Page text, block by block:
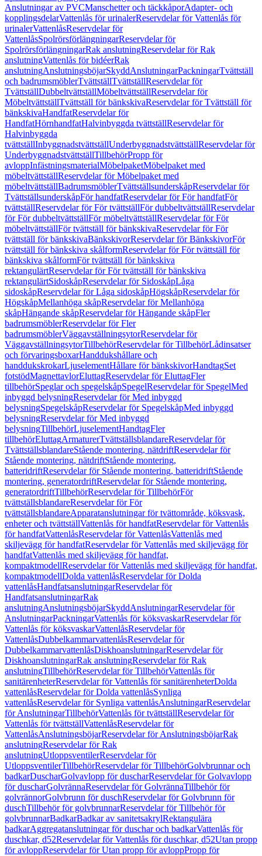
Anslutningar av PVCManschetter och täckkåporAdapter- och
kopplingsdelarVattenlås för urinalerReservdelar för Vattenlås för
urinalerVattenlåsReservdelar för
VattenlåsSpolrörsförlängningarReservdelar för
SpolrörsförlängningarRak anslutningReservdelar för Rak
anslutningVattenlås för bidéerRak
anslutningAnslutningsböjarSkyddAnslutningarPackningarTvättställ
och badrumsmöblerTvättställTvättställReservdelar för
TvättställDubbeltvättställMöbeltvättställReservdelar för
MöbeltvättställTvättställ för bänkskivaReservdelar för Tvättställ för
bänkskivaHandfatReservdelar för
HandfatHörnhandfatHalvinbyggda tvättställReservdelar för
Halvinbyggda
tvättställInbyggnadstvättställUnderbyggnadstvättställReservdelar för
UnderbyggnadstvättställTillbehörPropp för
avloppInfästningsmaterialMöbelpaketMöbelpaket med
möbeltvättställReservdelar för Möbelpaket med
möbeltvättställBadrumsmöblerTvättställsunderskåpReservdelar för
TvättställsunderskåpFör handfatReservdelar för För handfatFör
tvättställReservdelar för För tvättställFör dubbeltvättställReservdelar
för För dubbeltvättställFör möbeltvättställReservdelar för För
möbeltvättställFör tvättställ för bänkskivaReservdelar för För
tvättställ för bänkskivaBänkskivorReservdelar för BänkskivorFör
tvättställ för bänkskiva skålformReservdelar för För tvättställ för
bänkskiva skålformFör tvättställ för bänkskiva
rektangulärtReservdelar för För tvättställ för bänkskiva
rektangulärtSidoskåpReservdelar för SidoskåpLåga
sidoskåpReservdelar för Låga sidoskåpHögskåpReservdelar för
HögskåpMellanhöga skåpReservdelar för Mellanhöga
skåpHängande skåpReservdelar för Hängande skåpFler
badrumsmöblerReservdelar för Fler
badrumsmöblerVäggavställningsytorReservdelar för
VäggavställningsytorTillbehörReservdelar för TillbehörLådinsatser
och förvaringsboxarHanddukshållare och
handdukskrokarLjuselementHållare för bänkskivorHandtagSet
fotstödMagnettavlorEluttagReservdelar för EluttagFler
tillbehörSpeglar och spegelskåpSpegelReservdelar för SpegelMed
inbyggd belysningReservdelar för Med inbyggd
belysningSpegelskåpReservdelar för SpegelskåpMed inbyggd
belysningReservdelar för Med inbyggd
belysningTillbehörLjuselementHandtagFler
tillbehörEluttagArmaturerTvättställsblandareReservdelar för
TvättställsblandareStående montering, nätdriftReservdelar för
Stående montering, nätdriftStående montering,
batteridriftReservdelar för Stående montering, batteridriftStående
montering, generatordriftReservdelar för Stående montering,
generatordriftTillbehörReservdelar för TillbehörFör
tvättställsblandareReservdelar för För
tvättställsblandareApparatanslutningar för tvättområde, köksvask,
enheter och tvättställVattenlås för handfatReservdelar för Vattenlås
för handfatVattenlåsReservdelar för VattenlåsVattenlås med
skiljevägg för handfatReservdelar för Vattenlås med skiljevägg för
handfatVattenlås med skiljevägg för handfat,
kompaktmodellReservdelar för Vattenlås med skiljevägg för handfat,
kompaktmodellDolda vattenlåsReservdelar för Dolda
vattenlåsHandfatsanslutningarReservdelar för
HandfatsanslutningarRak
anslutningAnslutningsböjarSkyddAnslutningarReservdelar för
AnslutningarPackningarVattenlås för köksvaskarReservdelar för
Vattenlås för köksvaskarVattenlåsReservdelar för
VattenlåsDubbelkammarvattenlåsReservdelar för
DubbelkammarvattenlåsDiskhoanslutningarReservdelar för
DiskhoanslutningarRak anslutningReservdelar för Rak
anslutningTillbehörReservdelar för TillbehörVattenlås för
sanitärenheterReservdelar för Vattenlås för sanitärenheterDolda
vattenlåsReservdelar för Dolda vattenlåsSynliga
vattenlåsReservdelar för Synliga vattenlåsAnslutningarReservdelar
för AnslutningarTillbehörVattenlås för tvättställReservdelar för
Vattenlås för tvättställVattenlåsReservdelar för
VattenlåsAnslutningsböjarReservdelar för AnslutningsböjarRak
anslutningReservdelar för Rak
anslutningUtloppsventilerReservdelar för
UtloppsventilerTillbehörReservdelar för TillbehörGolvbrunnar och
badkarDuscharGolvavlopp för duscharReservdelar för Golvavlopp
för duscharGolvrännaReservdelar för GolvrännaTillbehör för
golvrännorGolvbrunn för duschReservdelar för Golvbrunn för
duschTillbehör för golvbrunnarReservdelar för Tillbehör för
golvbrunnarBadkarBadkar av sanitetsakrylRektangulära
badkarAggregatanslutningar för duschar och badkarVattenlås för
duschkar, d52Reservdelar för Vattenlås för duschkar, d52Utan propp
för avloppReservdelar för Utan propp för avloppPropp för